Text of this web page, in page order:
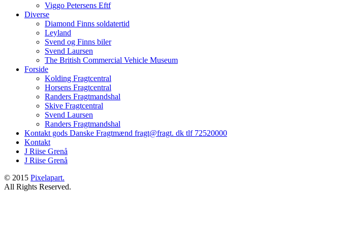
Viggo Petersens Eftf
Diverse
Diamond Finns soldatertid
Leyland
Svend og Finns biler
Svend Laursen
The British Commercial Vehicle Museum
Forside
Kolding Fragtcentral
Horsens Fragtcentral
Randers Fragtmandshal
Skive Fragtcentral
Svend Laursen
Randers Fragtmandshal
Kontakt gods Danske Fragtmænd fragt@fragt. dk tlf 72520000
Kontakt
J Riise Grenå
J Riise Grenå
© 2015 Pixelapart.
All Rights Reserved.